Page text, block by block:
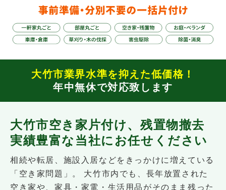
大竹市業界水準を抑えた低価格！
年中無休で対応致します
大竹市空き家片付け、残置物撤去
実績豊富な当社にお任せください
相続や転居、施設入居などをきっかけに増えている
「空き家問題」。 大竹市内でも、長年放置された
空き家や、家具・家電・生活用品がそのまま残った